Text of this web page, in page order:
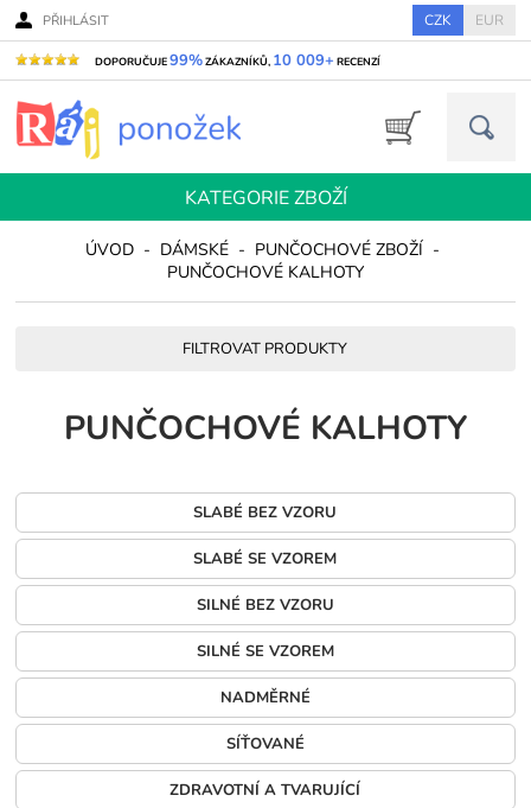
PŘIHLÁSIT CZK EUR
DOPORUČUJE99%ZÁKAZNÍKŮ, 10 009+ RECENZÍ
KATEGORIE ZBOŽÍ
ÚVOD - DÁMSKÉ - PUNČOCHOVÉ ZBOŽÍ -
PUNČOCHOVÉ KALHOTY
FILTROVAT PRODUKTY
PUNČOCHOVÉ KALHOTY
SLABÉ BEZ VZORU
SLABÉ SE VZOREM
SILNÉ BEZ VZORU
SILNÉ SE VZOREM
NADMĚRNÉ
SÍŤOVANÉ
ZDRAVOTNÍ A TVARUJÍCÍ